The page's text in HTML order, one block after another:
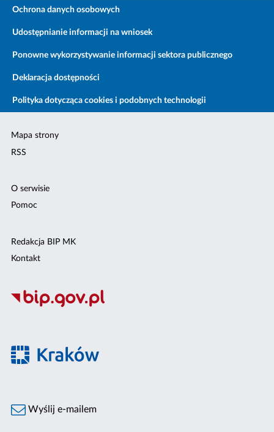
Ochrona danych osobowych
Udostępnianie informacji na wniosek
Ponowne wykorzystywanie informacji sektora publicznego
Deklaracja dostępności
Polityka dotycząca cookies i podobnych technologii
Mapa strony
RSS
O serwisie
Pomoc
Redakcja BIP MK
Kontakt
Wyślij e-mailem